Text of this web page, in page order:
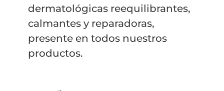
dermatológicas reequilibrantes,
calmantes y reparadoras,
presente en todos nuestros
productos.